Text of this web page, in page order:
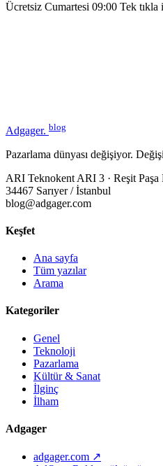
Ücretsiz Cumartesi 09:00 Tek tıkla
Adgager. blog
Pazarlama dünyası değişiyor.
ARI Teknokent ARI 3 · Reşit
34467 Sarıyer / İstanbul
blog@adgager.com
Keşfet
Ana sayfa
Tüm yazılar
Arama
Kategoriler
Genel
Teknoloji
Pazarlama
Kültür & Sanat
İlginç
İlham
Adgager
adgager.com ↗